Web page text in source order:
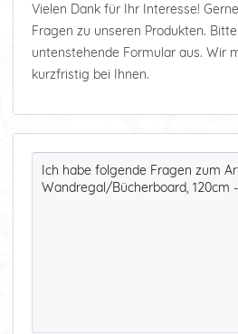
Vielen Dank für Ihr Interesse!
Fragen zu unseren Produkten.
untenstehende Formular aus. Wir
kurzfristig bei Ihnen.